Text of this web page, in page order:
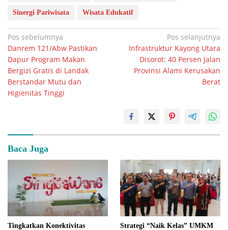
Sinergi Pariwisata Wisata Edukatif
Navigasi
pos
Pos sebelumnya
Danrem 121/Abw Pastikan
Dapur Program Makan
Bergizi Gratis di Landak
Berstandar Mutu dan
Higienitas Tinggi
Pos selanjutnya
Infrastruktur Kayong Utara
Disorot: 40 Persen Jalan
Provinsi Alami Kerusakan
Berat
Baca Juga
Tingkatkan Konektivitas
Strategi “Naik Kelas” UMKM